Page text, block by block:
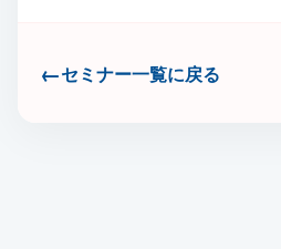
セミナー一覧に戻る